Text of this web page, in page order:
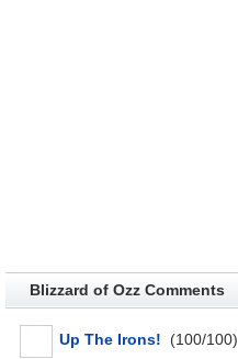
Blizzard of Ozz Comments
Up The Irons! (100/100)